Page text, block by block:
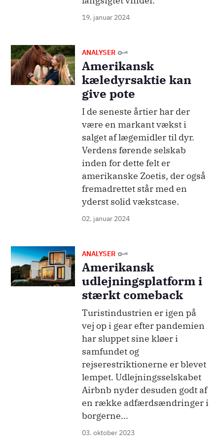
19. januar 2024
Billede ANALYSER
Amerikansk
kæledyrsaktie kan
give pote
I de seneste årtier har der
være en markant vækst i
salget af lægemidler til dyr.
Verdens førende selskab
inden for dette felt er
amerikanske Zoetis, der også
fremadrettet står med en
yderst solid vækstcase.
02. januar 2024
Billede ANALYSER
Amerikansk
udlejningsplatform i
stærkt comeback
Turistindustrien er igen på
vej op i gear efter pandemien
har sluppet sine kløer i
samfundet og
rejserestriktionerne er blevet
lempet. Udlejningsselskabet
Airbnb nyder desuden godt af
en række adfærdsændringer i
borgerne...
03. oktober 2023